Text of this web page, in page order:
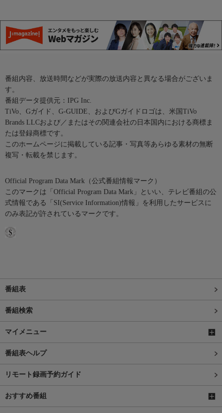
番組内容、放送時間などが実際の放送内容と異なる場合がございま
す。
番組データ提供元：IPG Inc.
TiVo、Gガイド、G-GUIDE、およびGガイドロゴは、米国TiVo
Brands LLCおよび／またはその関連会社の日本国内における商標ま
たは登録商標です。
このホームページに掲載している記事・写真等あらゆる素材の無断
複写・転載を禁じます。
Official Program Data Mark（公式番組情報マーク）
このマークは「Official Program Data Mark」といい、テレビ番組の公
式情報である「SI(Service Information)情報」を利用したサービスに
のみ表記が許されているマークです。
番組表
番組検索
マイメニュー
番組表ヘルプ
リモート録画予約ガイド
おすすめ番組